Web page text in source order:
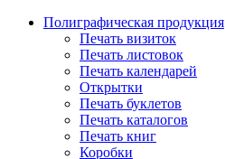
Полиграфическая продукция
Печать визиток
Печать листовок
Печать календарей
Открытки
Печать буклетов
Печать каталогов
Печать книг
Коробки